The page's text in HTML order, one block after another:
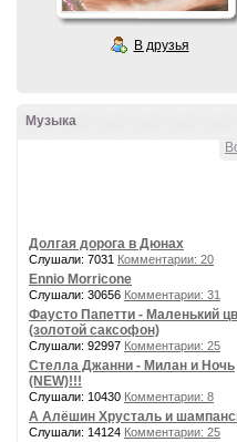
В друзья
Музыка
Долгая дорога в Дюнах
Слушали: 7031 Комментарии: 20
Ennio Morricone
Слушали: 30656 Комментарии: 31
Фаусто Папетти - Маленький
(золотой саксофон)
Слушали: 92997 Комментарии: 25
Стелла Джанни - Милан и Ночь
(NEW)!!!
Слушали: 10430 Комментарии: 8
А Алёшин Хрусталь и
Слушали: 14124 Комментарии: 25